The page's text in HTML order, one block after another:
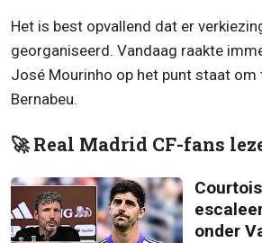
Het is best opvallend dat er
georganiseerd. Vandaag raakte
José Mourinho op het punt staat om
Bernabeu.
🚀 Real Madrid CF-fans
onder